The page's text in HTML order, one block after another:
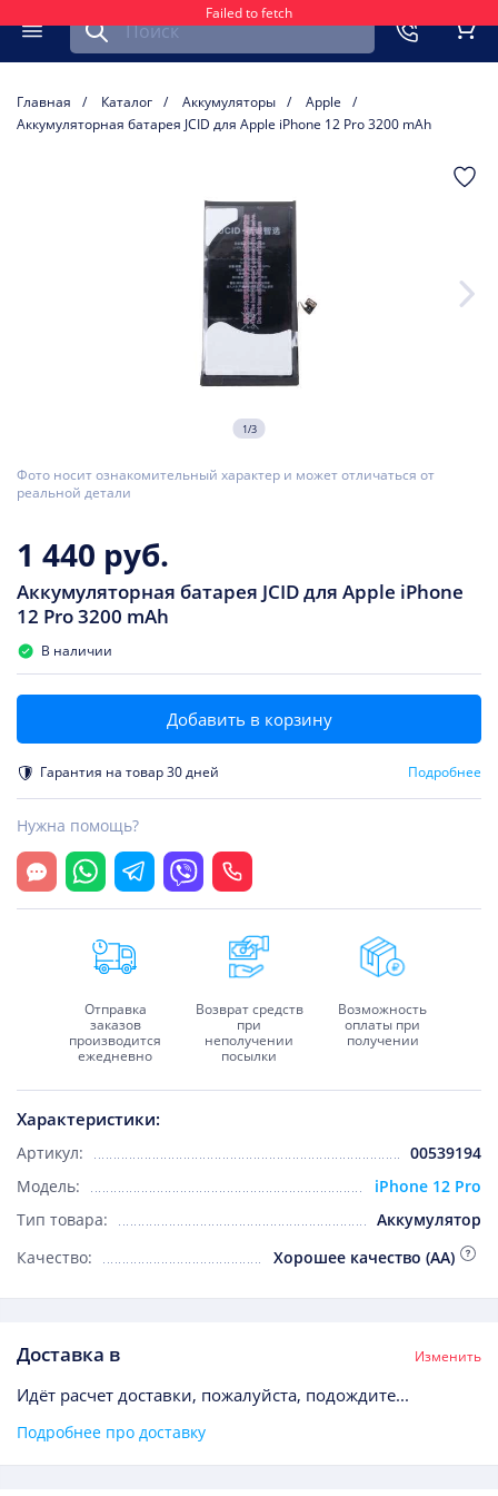
Failed to fetch
Меню
Найти запчасть для мобильного устройства
Главная Каталог Аккумуляторы
Apple
Аккумуляторная батарея JCID для Apple iPhone 12 Pro 3200 mAh
1/3
Фото носит ознакомительный характер и может отличаться от
реальной детали
Характеристики:
Артикул:
00539194
Модель:
iPhone 12 Pro
Тип товара:
Аккумулятор
Качество:
Хорошее качество (AA)
1 440 руб.
Аккумуляторная батарея JCID для Apple iPhone
12 Pro 3200 mAh
В наличии
Добавить в корзину
Гарантия на товар 30 дней Подробнее
Нужна помощь?
Открыть чат
WhatsappTelegramViber Позвонить
Доставка в Изменить
Идёт расчет доставки, пожалуйста, подождите...
Подробнее про доставку
Отправка
заказов
производится
ежедневно
Возврат средств
при
неполучении
посылки
Возможность
оплаты при
получении